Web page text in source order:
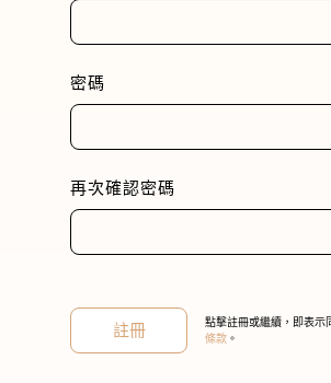
密碼
再次確認密碼
註冊 點擊註冊或繼續，即表示
條款 。